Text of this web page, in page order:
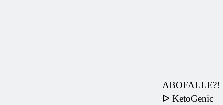
ABOFALLE?!
ᐅ KetoGenic